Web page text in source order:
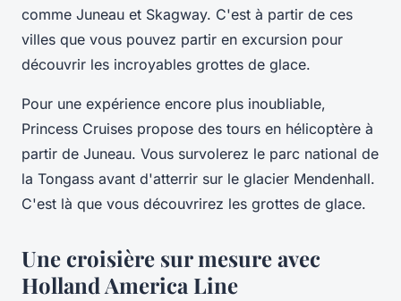
comme Juneau et Skagway. C'est à partir de ces
villes que vous pouvez partir en excursion pour
découvrir les incroyables grottes de glace.
Pour une expérience encore plus inoubliable,
Princess Cruises propose des tours en hélicoptère à
partir de Juneau. Vous survolerez le parc national de
la Tongass avant d'atterrir sur le glacier Mendenhall.
C'est là que vous découvrirez les grottes de glace.
Une croisière sur mesure avec
Holland America Line